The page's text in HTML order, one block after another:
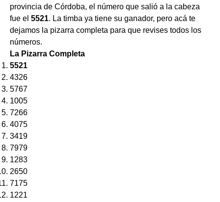
provincia de Córdoba, el número que salió a la cabeza
fue el 5521. La timba ya tiene su ganador, pero acá te
dejamos la pizarra completa para que revises todos los
números.
La Pizarra Completa
5521
4326
5767
1005
7266
4075
3419
7979
1283
2650
7175
1221